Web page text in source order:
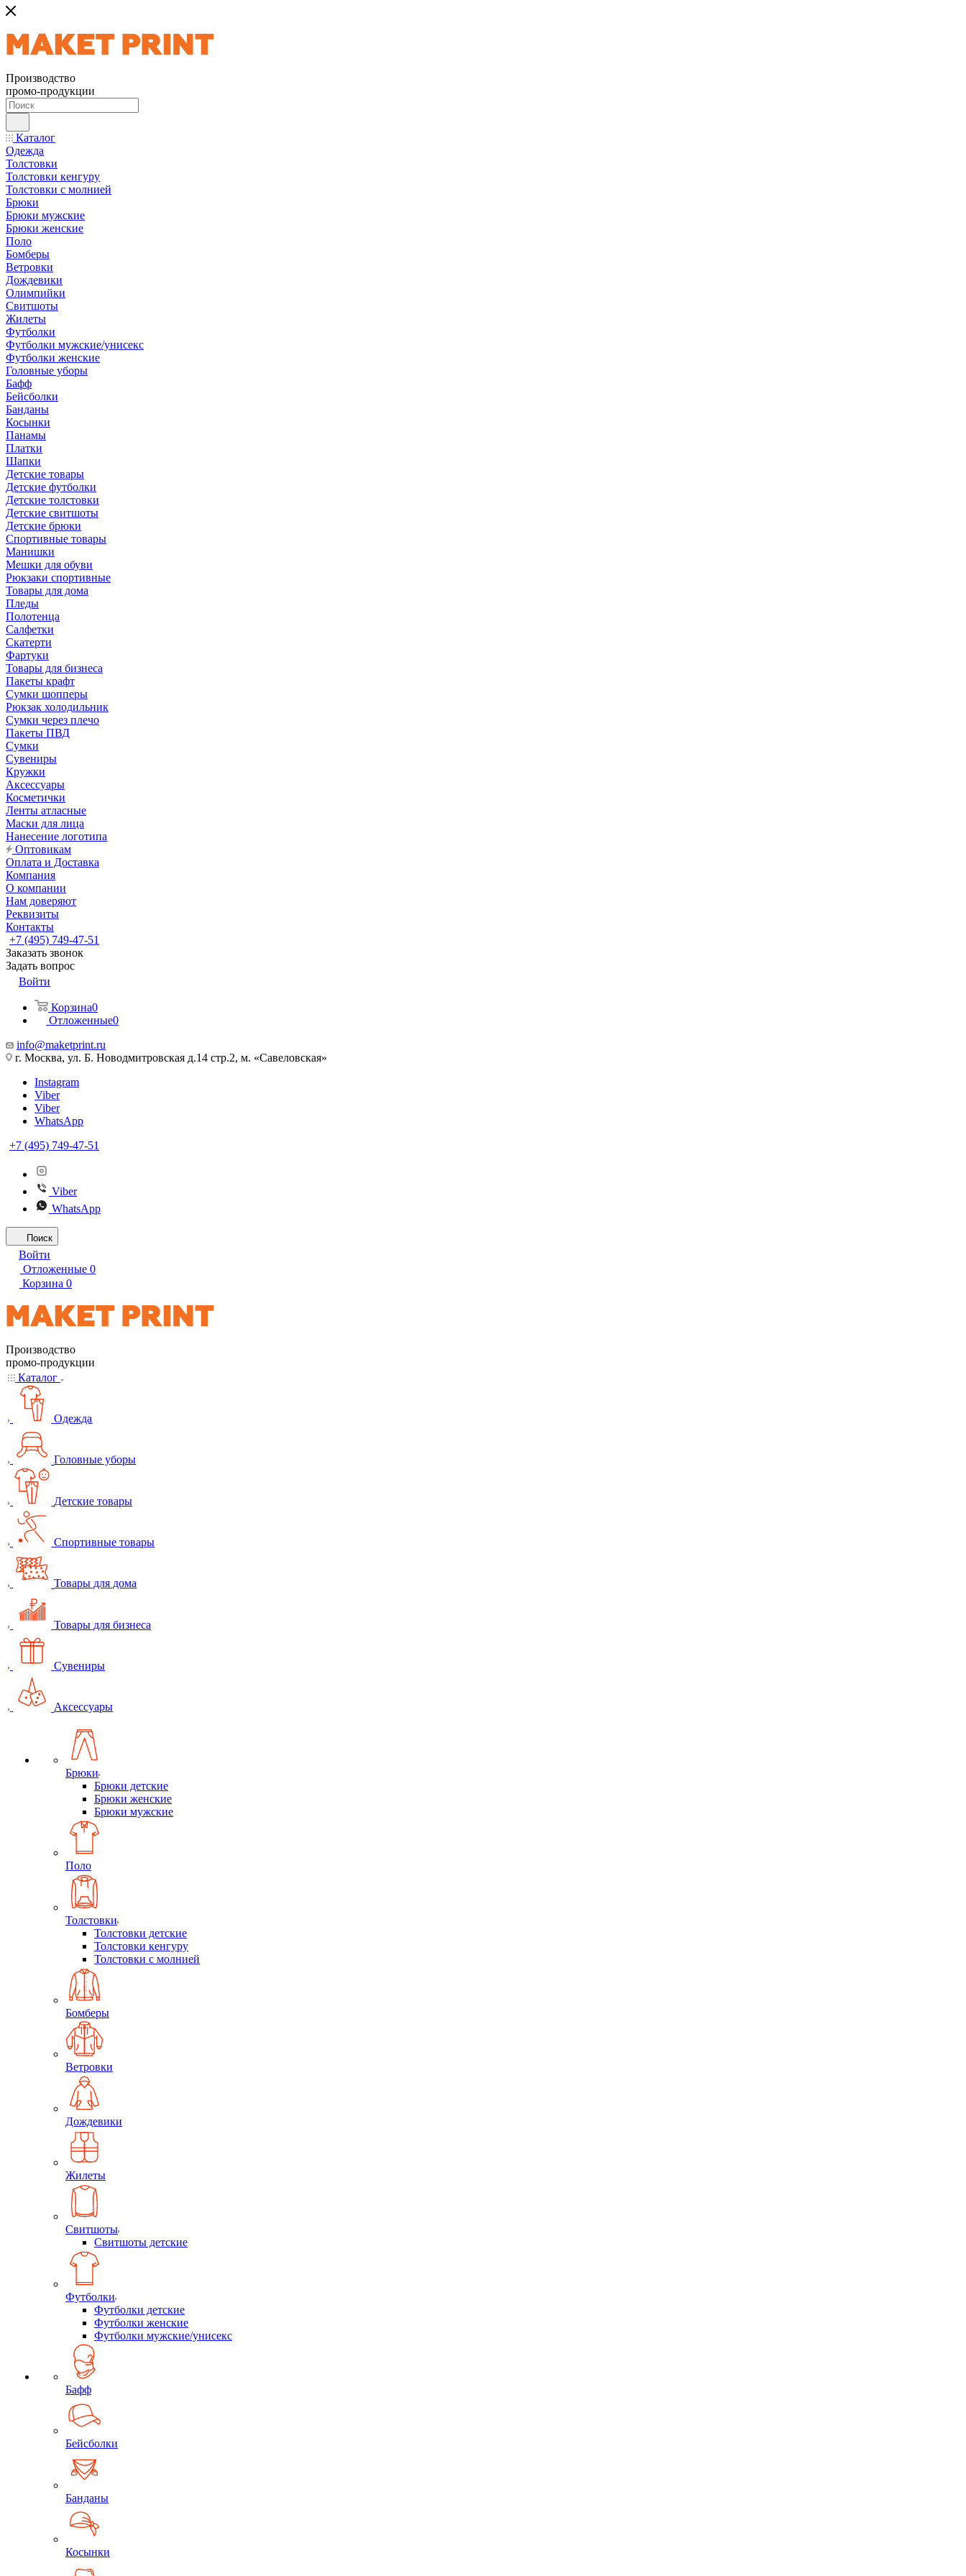
Производство
промо-продукции
Каталог
Одежда
Толстовки
Толстовки кенгуру
Толстовки с молнией
Брюки
Брюки мужские
Брюки женские
Поло
Бомберы
Ветровки
Дождевики
Олимпийки
Свитшоты
Жилеты
Футболки
Футболки мужские/унисекс
Футболки женские
Головные уборы
Бафф
Бейсболки
Банданы
Косынки
Панамы
Платки
Шапки
Детские товары
Детские футболки
Детские толстовки
Детские свитшоты
Детские брюки
Спортивные товары
Манишки
Мешки для обуви
Рюкзаки спортивные
Товары для дома
Пледы
Полотенца
Салфетки
Скатерти
Фартуки
Товары для бизнеса
Пакеты крафт
Сумки шопперы
Рюкзак холодильник
Сумки через плечо
Пакеты ПВД
Сумки
Сувениры
Кружки
Аксессуары
Косметички
Ленты атласные
Маски для лица
Нанесение логотипа
Оптовикам
Оплата и Доставка
Компания
О компании
Нам доверяют
Реквизиты
Контакты
+7 (495) 749-47-51
Заказать звонок
Задать вопрос
Войти
Корзина0
Отложенные0
info@maketprint.ru
г. Москва, ул. Б. Новодмитровская д.14 стр.2, м. «Савеловская»
Instagram
Viber
Viber
WhatsApp
+7 (495) 749-47-51
Viber
WhatsApp
Поиск
Войти
Отложенные 0
Корзина 0
Производство
промо-продукции
Каталог
Одежда
Головные уборы
Детские товары
Спортивные товары
Товары для дома
Товары для бизнеса
Сувениры
Аксессуары
Брюки
Брюки детские
Брюки женские
Брюки мужские
Поло
Толстовки
Толстовки детские
Толстовки кенгуру
Толстовки с молнией
Бомберы
Ветровки
Дождевики
Жилеты
Свитшоты
Свитшоты детские
Футболки
Футболки детские
Футболки женские
Футболки мужские/унисекс
Бафф
Бейсболки
Банданы
Косынки